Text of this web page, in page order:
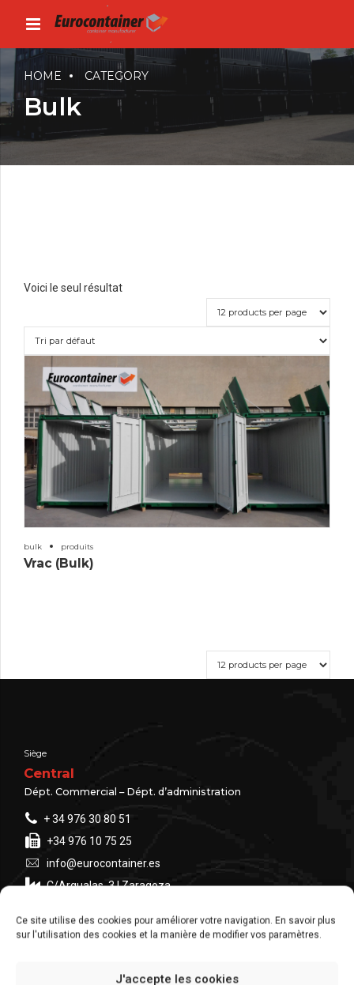
Ce site utilise des cookies pour améliorer votre navigation. En savoir plus
sur l'utilisation des cookies et la manière de modifier vos paramètres.
J'accepte les cookies
HOME CATEGORY
Bulk
Voici le seul résultat
bulk produits
Vrac (Bulk)
Siège
Central
Dépt. Commercial – Dépt. d’administration
+ 34 976 30 80 51
+34 976 10 75 25
info@eurocontainer.es
C/Argualas, 3 | Zaragoza
fournisseurs mondiaux